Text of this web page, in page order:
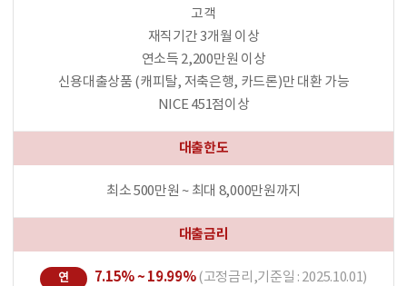
고객
재직기간 3개월 이상
연소득 2,200만원 이상
신용대출상품 (캐피탈, 저축은행, 카드론)만 대환 가능
NICE 451점이상
대출한도
최소 500만원 ~ 최대 8,000만원까지
대출금리
연 7.15% ~ 19.99% (고정금리,기준일 : 2025.10.01)